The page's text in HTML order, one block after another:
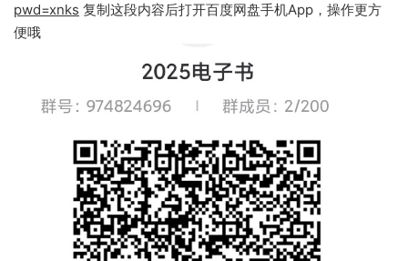
pwd=xnks 复制这段内容后打开百度网盘手机App，操作更方
便哦